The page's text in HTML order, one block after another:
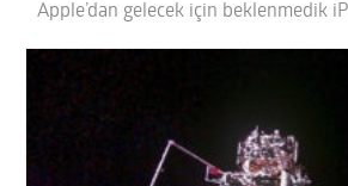
Apple’dan gelecek için beklenmedik